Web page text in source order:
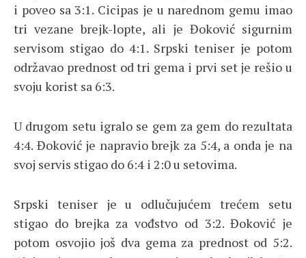
i poveo sa 3:1. Cicipas je u narednom gemu imao
tri vezane brejk-lopte, ali je Đoković sigurnim
servisom stigao do 4:1. Srpski teniser je potom
održavao prednost od tri gema i prvi set je rešio u
svoju korist sa 6:3.
U drugom setu igralo se gem za gem do rezultata
4:4. Đoković je napravio brejk za 5:4, a onda je na
svoj servis stigao do 6:4 i 2:0 u setovima.
Srpski teniser je u odlučujućem trećem setu
stigao do brejka za vođstvo od 3:2. Đoković je
potom osvojio još dva gema za prednost od 5:2.